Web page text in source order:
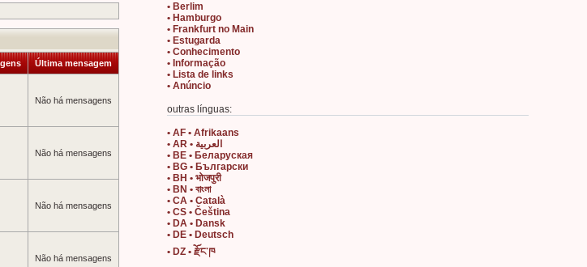
Última mensagem
Não há mensagens
Não há mensagens
Não há mensagens
Não há mensagens
• Berlim
• Hamburgo
• Frankfurt no Main
• Estugarda
• Conhecimento
• Informação
• Lista de links
• Anúncio
outras línguas:
• AF • Afrikaans
• AR • العربية
• BE • Беларуская
• BG • Български
• BH • भोजपुरी
• BN • বাংলা
• CA • Català
• CS • Čeština
• DA • Dansk
• DE • Deutsch
• DZ • རྫོང་ཁ